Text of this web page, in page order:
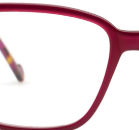
Largeur des verres
Largeur des verres
Largeur
des verres